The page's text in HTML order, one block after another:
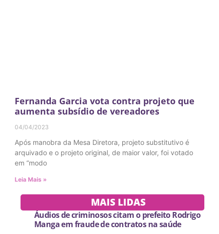
Fernanda Garcia vota contra projeto que
aumenta subsídio de vereadores
04/04/2023
Após manobra da Mesa Diretora, projeto substitutivo é
arquivado e o projeto original, de maior valor, foi votado
em “modo
Leia Mais »
MAIS LIDAS
Áudios de criminosos citam o prefeito Rodrigo
Manga em fraude de contratos na saúde